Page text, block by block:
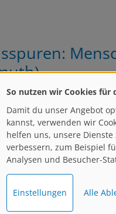
mehr als ein
Du eine eindrucksvolle
kannst, verwenden wir
helfen uns, unsere Dienste
verbessern, zum Beispiel
Analysen und Besucher-